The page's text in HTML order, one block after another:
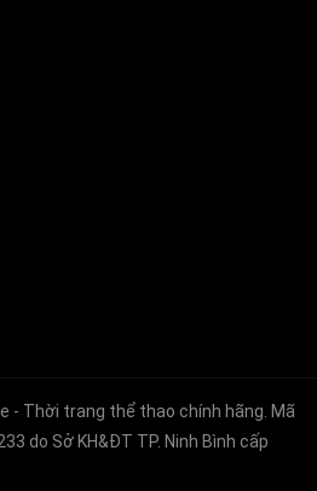
- Thời trang thể thao chính hãng. Mã
do Sở KH&ĐT TP. Ninh Bình cấp